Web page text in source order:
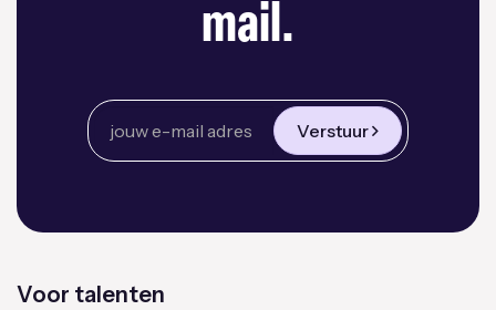
mail.
Verstuur
Voor talenten